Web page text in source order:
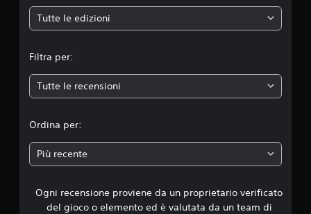
e
d
a
d
i
Tutte le edizioni
Filtra per:
Tutte le recensioni
Ordina per:
Più recente
Ogni recensione proviene da un proprietario verificato
del gioco o elemento ed è valutata da un team di